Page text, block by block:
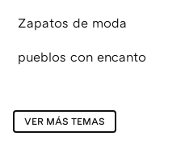
Zapatos de moda
pueblos con encanto
VER MÁS TEMAS